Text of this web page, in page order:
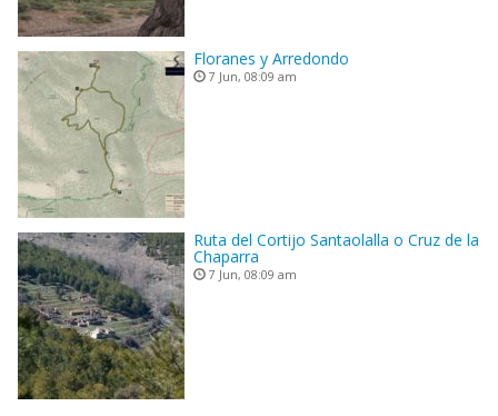
Floranes y Arredondo
7 Jun, 08:09 am
Ruta del Cortijo Santaolalla o Cruz de la
Chaparra
7 Jun, 08:09 am